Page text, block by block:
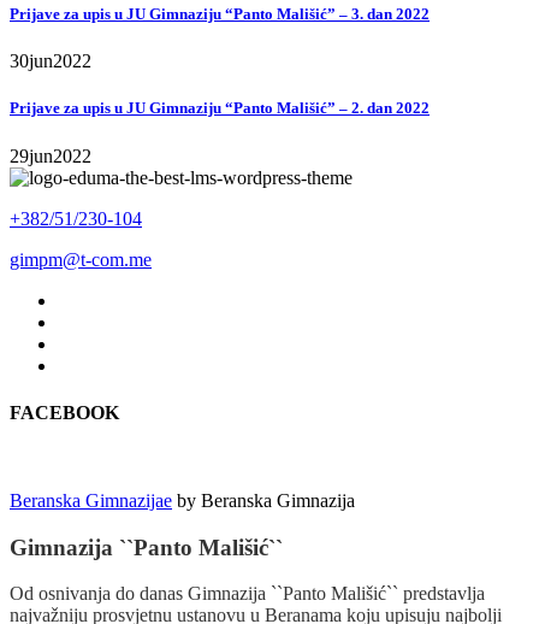
Prijave za upis u JU Gimnaziju “Panto Mališić” – 3. dan 2022
30jun2022
Prijave za upis u JU Gimnaziju “Panto Mališić” – 2. dan 2022
29jun2022
+382/51/230-104
gimpm@t-com.me
FACEBOOK
Beranska Gimnazijae by Beranska Gimnazija
Gimnazija ``Panto Mališić``
Od osnivanja do danas Gimnazija ``Panto Mališić`` predstavlja
najvažniju prosvjetnu ustanovu u Beranama koju upisuju najbolji